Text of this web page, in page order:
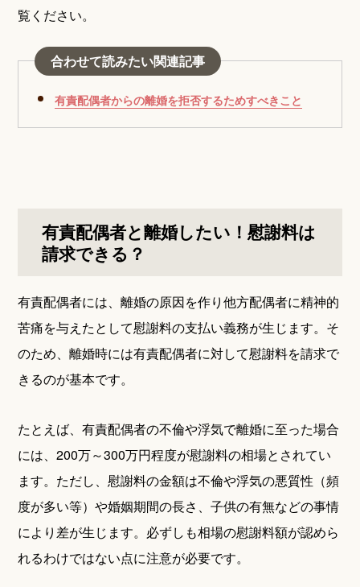
覧ください。
合わせて読みたい関連記事
有責配偶者からの離婚を拒否するためすべきこと
有責配偶者と離婚したい！慰謝料は
請求できる？
有責配偶者には、離婚の原因を作り他方配偶者に精神的
苦痛を与えたとして慰謝料の支払い義務が生じます。そ
のため、離婚時には有責配偶者に対して慰謝料を請求で
きるのが基本です。
たとえば、有責配偶者の不倫や浮気で離婚に至った場合
には、200万～300万円程度が慰謝料の相場とされてい
ます。ただし、慰謝料の金額は不倫や浮気の悪質性（頻
度が多い等）や婚姻期間の長さ、子供の有無などの事情
により差が生じます。必ずしも相場の慰謝料額が認めら
れるわけではない点に注意が必要です。